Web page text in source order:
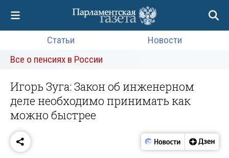
Статьи
Новости
Все о пенсиях в России
Игорь Зуга: Закон об инженерном
деле необходимо принимать как
можно быстрее